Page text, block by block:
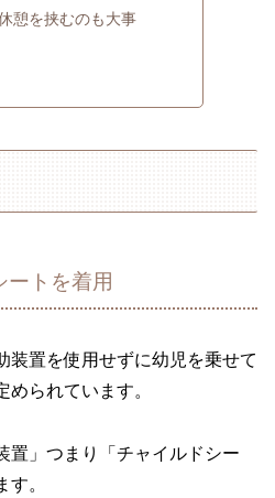
憩を挟むのも大事
ートを着用
装置を使用せずに幼児を乗せて
られています。
置」つまり「チャイルドシー
。